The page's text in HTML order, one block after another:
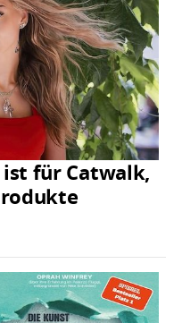
für Catwalk,